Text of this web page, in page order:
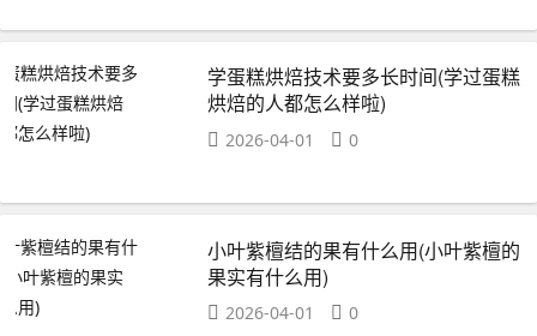
学蛋糕烘焙技术要多长时间(学过蛋糕
烘焙的人都怎么样啦)
2026-04-01 0
小叶紫檀结的果有什么用(小叶紫檀的
果实有什么用)
2026-04-01 0